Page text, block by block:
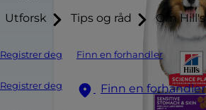
Utforsk Tips og råd Om Hill's
Registrer deg Finn en forhandler
Registrer deg Finn en forhandler